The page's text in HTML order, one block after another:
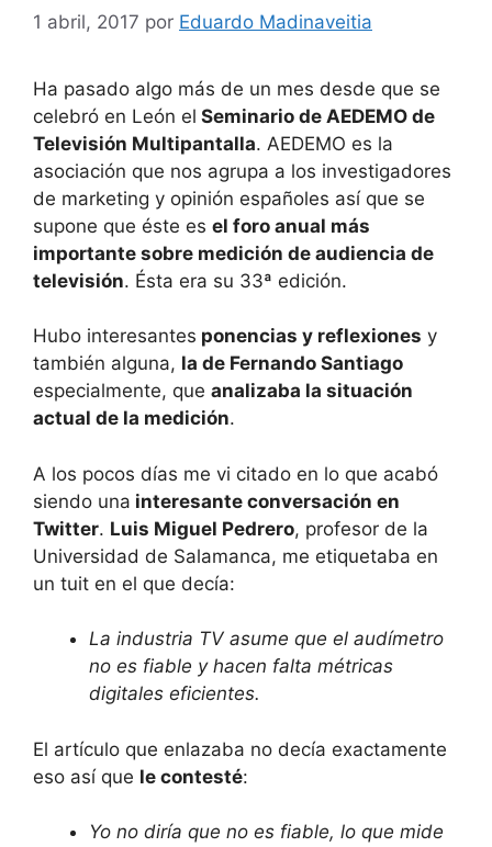
1 abril, 2017 por Eduardo Madinaveitia
Ha pasado algo más de un mes desde que se
celebró en León el Seminario de AEDEMO de
Televisión Multipantalla. AEDEMO es la
asociación que nos agrupa a los investigadores
de marketing y opinión españoles así que se
supone que éste es el foro anual más
importante sobre medición de audiencia de
televisión. Ésta era su 33ª edición.
Hubo interesantes ponencias y reflexiones y
también alguna, la de Fernando Santiago
especialmente, que analizaba la situación
actual de la medición.
A los pocos días me vi citado en lo que acabó
siendo una interesante conversación en
Twitter. Luis Miguel Pedrero, profesor de la
Universidad de Salamanca, me etiquetaba en
un tuit en el que decía:
La industria TV asume que el audímetro
no es fiable y hacen falta métricas
digitales eficientes.
El artículo que enlazaba no decía exactamente
eso así que le contesté:
Yo no diría que no es fiable, lo que mide